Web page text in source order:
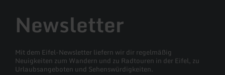
Newsletter
Mit dem Eifel-Newsletter liefern wir dir regelmäßig
Neuigkeiten zum Wandern und zu Radtouren in der Eifel, zu
Urlaubsangeboten und Sehenswürdigkeiten.